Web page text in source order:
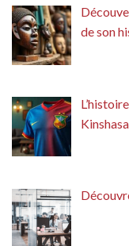
de son
Kinshasa